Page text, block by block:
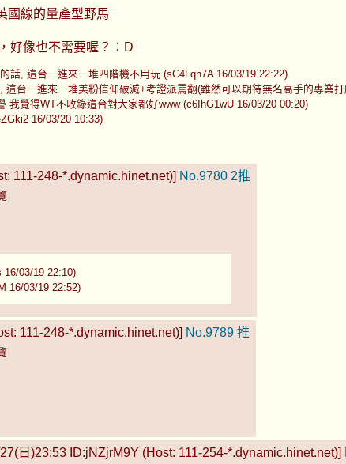
國線的量產型野馬
好像也不需要喔？：D
話, 這台一進來一堆四階機不用玩 (sC4Lqh7A 16/03/19 22:22)
台一進來一堆美粉信仰破滅+考證派罵翻(雖然可以期待無名高手的專業
我覺得WT不收錄這台對大家都好www (c6IhG1wU 16/03/20 00:20)
16/03/20 10:33)
111-248-*.dynamic.hinet.net)] No.9780 2推
16/03/19 22:10)
16/03/19 22:52)
111-248-*.dynamic.hinet.net)] No.9789 推
日)23:53 ID:jNZjrM9Y (Host: 111-254-*.dynamic.hinet.net)]